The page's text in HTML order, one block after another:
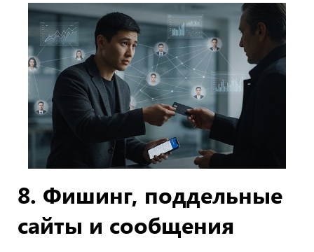
8. Фишинг, поддельные
сайты и сообщения